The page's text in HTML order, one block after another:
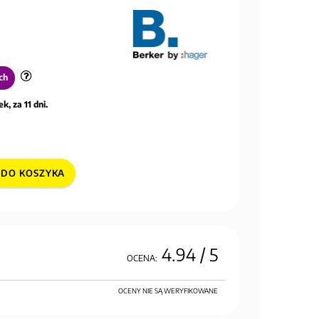
za 11 dni.
DO KOSZYKA
OCENA: 4.94/ 5
OCENY NIE SĄ WERYFIKOWANE